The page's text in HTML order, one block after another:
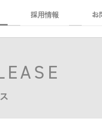
採用情報 お